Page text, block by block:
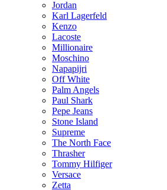
Jordan
Karl Lagerfeld
Kenzo
Lacoste
Millionaire
Moschino
Napapijri
Off White
Palm Angels
Paul Shark
Pepe Jeans
Stone Island
Supreme
The North Face
Thrasher
Tommy Hilfiger
Versace
Zetta